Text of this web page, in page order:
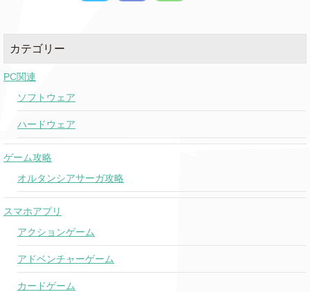
カテゴリー
PC関連
ソフトウェア
ハードウェア
ゲーム攻略
オルタンシアサーガ攻略
スマホアプリ
アクションゲーム
アドベンチャーゲーム
カードゲーム